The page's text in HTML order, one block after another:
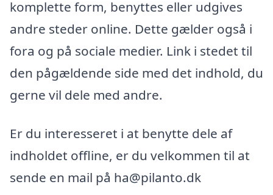
komplette form, benyttes eller udgives
andre steder online. Dette gælder også i
fora og på sociale medier. Link i stedet til
den pågældende side med det indhold, du
gerne vil dele med andre.
Er du interesseret i at benytte dele af
indholdet offline, er du velkommen til at
sende en mail på ha@pilanto.dk